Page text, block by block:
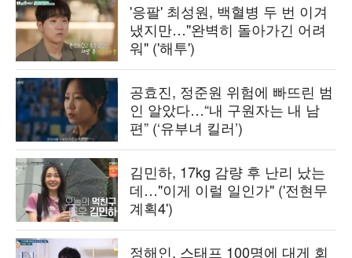
'응팔' 최성원, 백혈병 두 번 이겨
냈지만…"완벽히 돌아가긴 어려
워" ('해투')
공효진, 정준원 위험에 빠뜨린 범
인 알았다…“내 구원자는 내 남
편” (‘유부녀 킬러’)
김민하, 17kg 감량 후 난리 났는
데…"이게 이럴 일인가" ('전현무
계획4')
정해인, 스태프 100명에 대게 회